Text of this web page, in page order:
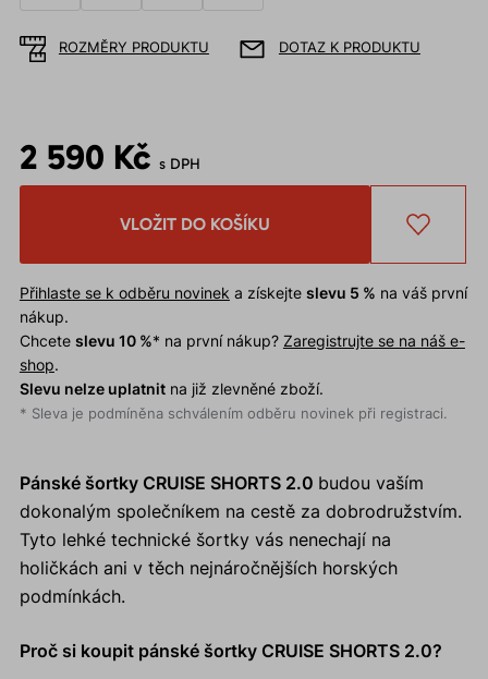
ROZMĚRY PRODUKTU DOTAZ K PRODUKTU
2 590 Kč s DPH
VLOŽIT DO KOŠÍKU
Přihlaste se k odběru novinek a získejte slevu 5 % na váš první
nákup.
Chcete slevu 10 %* na první nákup? Zaregistrujte se na náš e-
shop.
Slevu nelze uplatnitna již zlevněné zboží.
* Sleva je podmíněna schválením odběru novinek při registraci.
Pánské šortky CRUISE SHORTS 2.0 budou vaším
dokonalým společníkem na cestě za dobrodružstvím.
Tyto lehké technické šortky vás nenechají na
holičkách ani v těch nejnáročnějších horských
podmínkách.
Proč si koupit pánské šortky CRUISE SHORTS 2.0?